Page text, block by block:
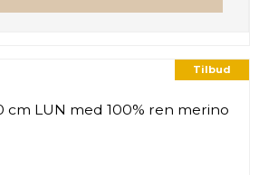
Tilbud
cm LUN med 100% ren merino